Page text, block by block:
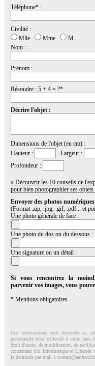
Téléphone* :
Civilité :
Mlle
Mme
M.
Nom :
Prénom :
Résoudre : 5 + 4 = ?*
Décrire l'objet :
Dimensions de l'objet (en cm) :
Hauteur :
Largeur :
Profondeur :
» Découvrir les 10 conseils de
pour bien photographier ses objets
Envoyer des photos
(Format .zip, .jpg, .gif, .pdf... et
Une photo générale de face :
Une photo du dos ou du dessous :
Une signature ou un détail :
Si vous rencontrez la
parvenir vos images, vous
* Mentions obligatoires
Ces informations sont destinées au
personnelle n'est collectée à votre insu
droit d'accés, de modification, de
concernant (loi Informatique et Libertés
la demande par mail à